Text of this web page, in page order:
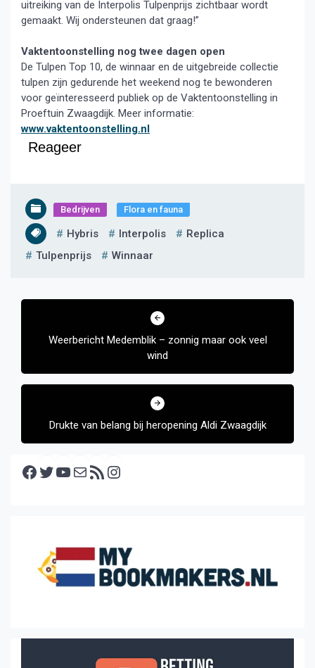
uitreiking van de Interpolis Tulpenprijs zichtbaar wordt
gemaakt. Wij ondersteunen dat graag!”
Vaktentoonstelling nog twee dagen open
De Tulpen Top 10, de winnaar en de uitgebreide collectie
tulpen zijn gedurende het weekend nog te bewonderen
voor geïnteresseerd publiek op de Vaktentoonstelling in
Proeftuin Zwaagdijk. Meer informatie:
www.vaktentoonstelling.nl
Reageer
Bedrijven Flora en fauna
Hybris Interpolis
Replica
Tulpenprijs
Winnaar
Bericht
Weerbericht Medemblik – zonnig maar ook veel
wind
Drukte van belang bij heropening Aldi Zwaagdijk
Facebook Twitter YouTube E-mail RSS feed